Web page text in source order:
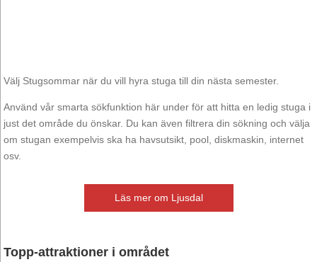
Välj Stugsommar när du vill hyra stuga till din nästa semester.
Använd vår smarta sökfunktion här under för att hitta en ledig stuga i
just det område du önskar. Du kan även filtrera din sökning och välja
om stugan exempelvis ska ha havsutsikt, pool, diskmaskin, internet
osv.
Läs mer om Ljusdal
Topp-attraktioner i området